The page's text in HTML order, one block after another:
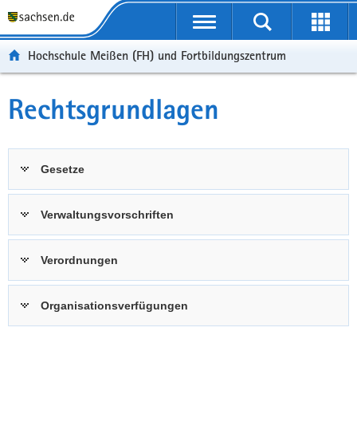
Portalübergreifende
Hochschule Meißen (FH) und Fortbildungszentrum
Rechtsgrundlagen
Gesetze
Verwaltungsvorschriften
Verordnungen
Organisationsverfügungen